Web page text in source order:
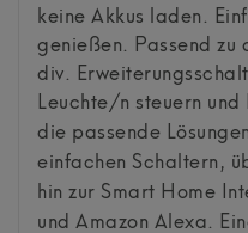
keine Akkus laden.
genießen. Passend zu
div.
Leuchte/n steuern und
die passende
einfachen Schaltern,
hin zur Smart Home
und Amazon Alexa.